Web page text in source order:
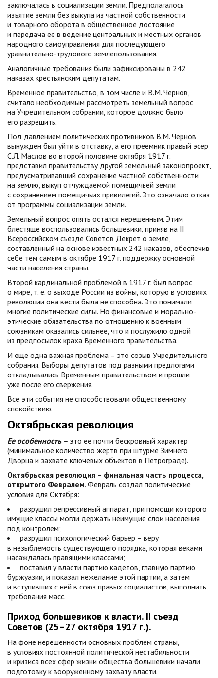
заключалась в социализации земли. Предполагалось
изъятие земли без выкупа из частной собственности
и товарного оборота в общественное достояние
и передача ее в ведение центральных и местных органов
народного самоуправления для последующего
уравнительно-трудового землепользования.
Аналогичные требования были зафиксированы в 242
наказах крестьянским депутатам.
Временное правительство, в том числе и В.М. Чернов,
считало необходимым рассмотреть земельный вопрос
на Учредительном собрании, которое должно было
его разрешить.
Под давлением политических противников В.М. Чернов
вынужден был уйти в отставку, а его преемник правый эсер
С.Л. Маслов во второй половине октября 1917 г.
представил правительству другой земельный законопроект,
предусматривавший сохранение частной собственности
на землю, выкуп отчуждаемой помещичьей земли
с сохранением помещичьих привилегий. Это означало отказ
от программы социализации земли.
Земельный вопрос опять остался нерешенным. Этим
блестяще воспользовались большевики, приняв на II
Всероссийском съезде Советов Декрет о земле,
составленный на основе известных 242 наказов, обеспечив
себе тем самым в октябре 1917 г. поддержку основной
части населения страны.
Второй кардинальной проблемой в 1917 г. был вопрос
о мире, т. е. о выходе России из войны, которую в условиях
революции она вести была не способна. Это понимали
многие политические силы. Но финансовые и морально-
этические обязательства по отношению к военным
союзникам оказались сильнее, что и послужило одной
из предпосылок краха Временного правительства.
И еще одна важная проблема – это созыв Учредительного
собрания. Выборы депутатов под разными предлогами
откладывались Временным правительством и прошли
уже после его свержения.
Все эти события не способствовали общественному
спокойствию.
Октябрьская революция
Ее особенность– это ее почти бескровный характер
(минимальное количество жертв при штурме Зимнего
Дворца и захвате ключевых объектов в Петрограде).
Октябрьская революция – финальная часть процесса,
открытого Февралем. Февраль создал политические
условия для Октября:
разрушил репрессивный аппарат, при помощи которого
имущие классы могли держать неимущие слои населения
под контролем;
разрушил психологический барьер – веру
в незыблемость существующего порядка, которая веками
насаждалась правящими классами;
поставил у власти партию кадетов, главную партию
буржуазии, и показал нежелание этой партии, а затем
и вступивших с ней в союз правых социалистов, выполнить
требования масс.
Приход большевиков к власти. II съезд
Советов (25–27 октября 1917 г.).
На фоне нерешенности основных проблем страны,
в условиях постоянной политической нестабильности
и кризиса всех сфер жизни общества большевики начали
подготовку к вооруженному захвату власти.